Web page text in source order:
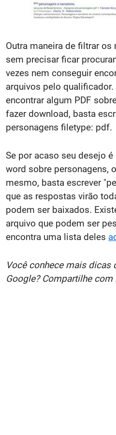
Outra maneira de filtrar os
sem precisar ficar
vezes nem conseguir
arquivos pelo
encontrar algum PDF
fazer download, basta
personagens filetype: pdf.
Se por acaso seu desejo
word sobre personagens,
mesmo, basta escrever
que as respostas virão
podem ser baixados.
arquivo que podem ser
encontra uma lista deles
Você conhece mais dicas
Google? Compartilhe com